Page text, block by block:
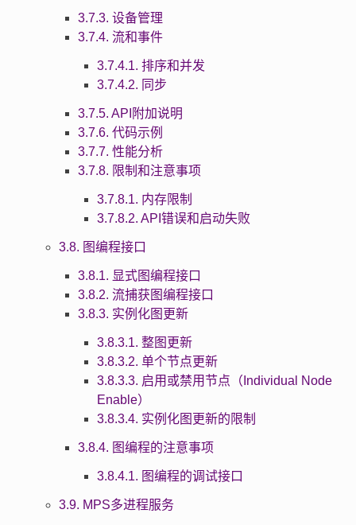
3.7.3. 设备管理
3.7.4. 流和事件
3.7.4.1. 排序和并发
3.7.4.2. 同步
3.7.5. API附加说明
3.7.6. 代码示例
3.7.7. 性能分析
3.7.8. 限制和注意事项
3.7.8.1. 内存限制
3.7.8.2. API错误和启动失败
3.8. 图编程接口
3.8.1. 显式图编程接口
3.8.2. 流捕获图编程接口
3.8.3. 实例化图更新
3.8.3.1. 整图更新
3.8.3.2. 单个节点更新
3.8.3.3. 启用或禁用节点（Individual Node
Enable）
3.8.3.4. 实例化图更新的限制
3.8.4. 图编程的注意事项
3.8.4.1. 图编程的调试接口
3.9. MPS多进程服务